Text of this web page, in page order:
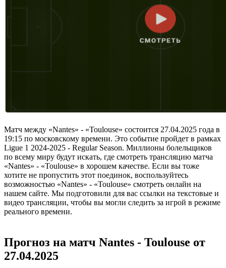
Матч между «Nantes» - «Toulouse» состоится 27.04.2025 года в
19:15 по московскому времени. Это событие пройдет в рамках
Ligue 1 2024-2025 - Regular Season. Миллионы болельщиков
по всему миру будут искать, где смотреть трансляцию матча
«Nantes» - «Toulouse» в хорошем качестве. Если вы тоже
хотите не пропустить этот поединок, воспользуйтесь
возможностью «Nantes» - «Toulouse» смотреть онлайн на
нашем сайте. Мы подготовили для вас ссылки на текстовые и
видео трансляции, чтобы вы могли следить за игрой в режиме
реального времени.
Прогноз на матч Nantes - Toulouse от
27.04.2025